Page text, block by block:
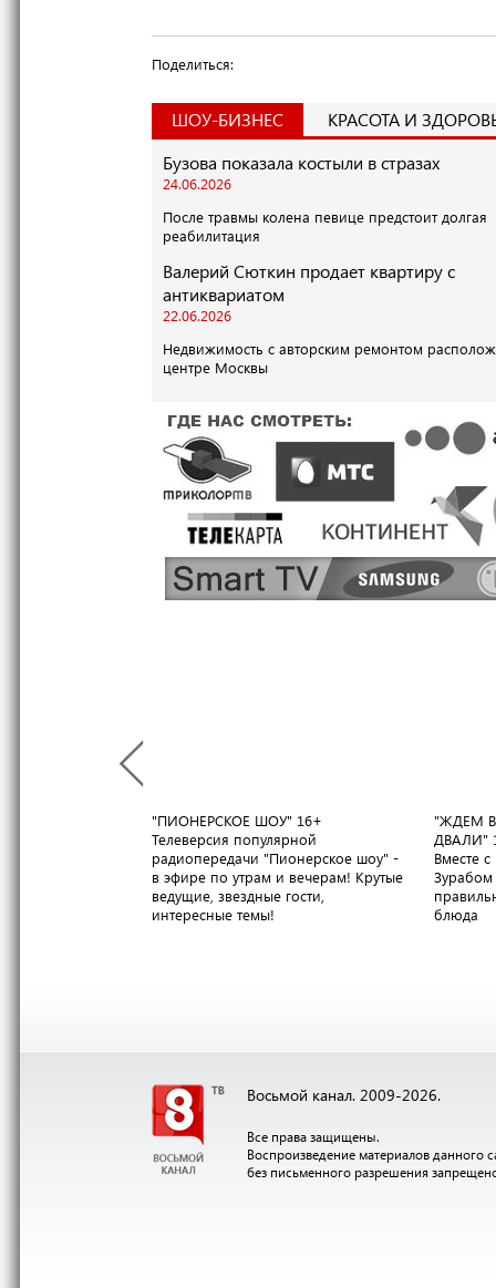
Поделиться:
ШОУ-БИЗНЕС
КРАСОТА И
Бузова показала костыли в стразах
24.06.2026
После травмы колена певице предстоит долгая
реабилитация
Валерий Сюткин продает квартиру с
антиквариатом
22.06.2026
Недвижимость с авторским ремонтом
центре Москвы
"ПИОНЕРСКОЕ ШОУ" 16+
Телеверсия популярной
радиопередачи "Пионерское шоу" -
в эфире по утрам и вечерам! Крутые
ведущие, звездные гости,
интересные темы!
"ЖДЕМ
ДВАЛИ"
Вместе
Зурабом
блюда
Восьмой канал. 2009-2026.
Все права защищены.
Воспроизведение материалов данного
без письменного разрешения